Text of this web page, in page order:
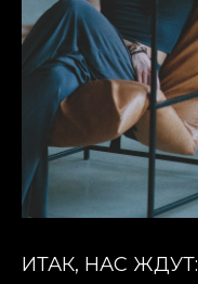
ИТАК, НАС ЖДУТ: